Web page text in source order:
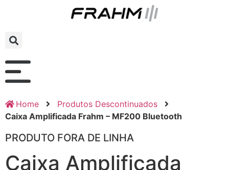
Home
Produtos Descontinuados
Caixa Amplificada Frahm – MF200 Bluetooth
PRODUTO FORA DE LINHA
Caixa Amplificada